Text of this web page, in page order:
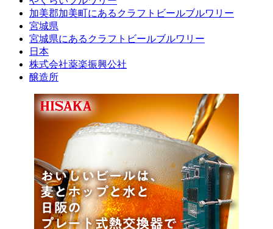
加美郡加美町にあるクラフトビールブルワリー
宮城県
宮城県にあるクラフトビールブルワリー
日本
株式会社薬楽振興公社
醸造所